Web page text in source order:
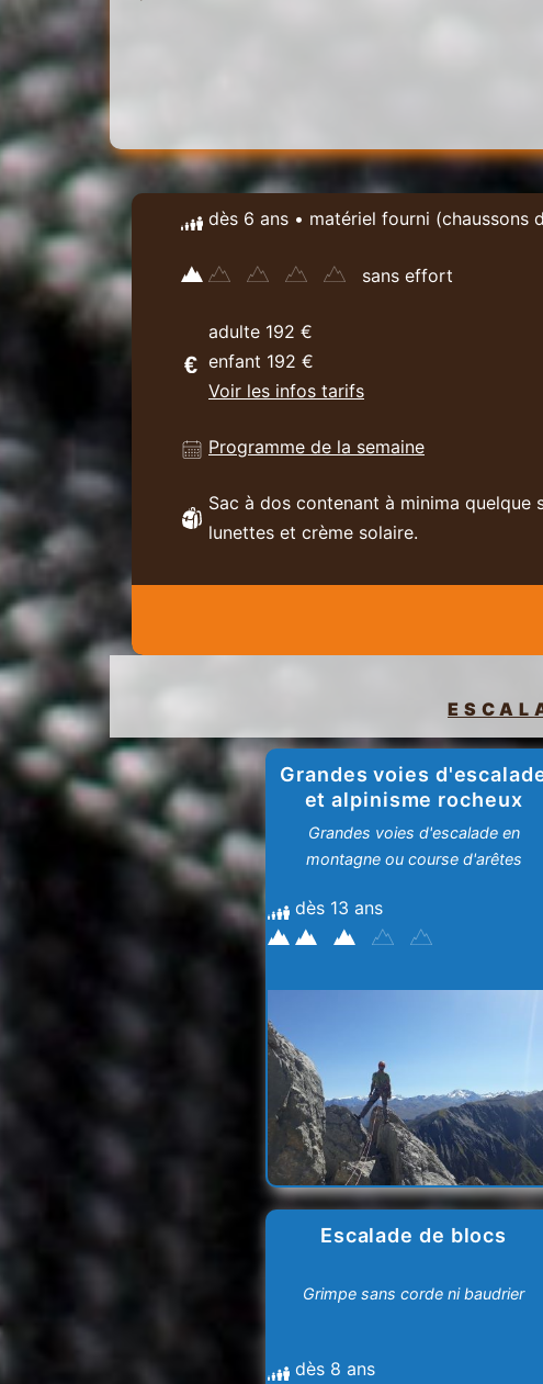
dès 6 ans • matériel fourni (chaussons
sans effort
adulte 192 €
enfant 192 €
Voir les infos tarifs
Programme de la semaine
Sac à dos contenant à minima
lunettes et crème solaire.
Grandes voies
et alpinisme rocheux
Grandes voies d'escalade en
montagne ou course d'arêtes
dès 13 ans
Escalade de blocs
Grimpe sans corde ni baudrier
dès 8 ans